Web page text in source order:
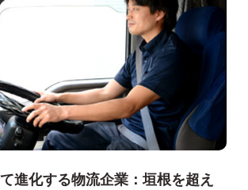
進化する物流企業：垣根を超え